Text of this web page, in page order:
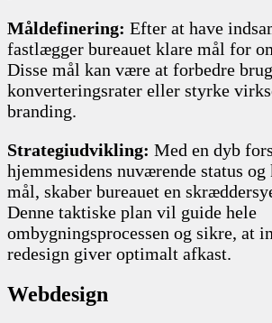
Måldefinering: Efter at have
fastlægger bureauet klare mål for
Disse mål kan være at forbedre
konverteringsrater eller styrke
branding.
Strategiudvikling: Med en dyb
hjemmesidens nuværende status
mål, skaber bureauet en
Denne taktiske plan vil guide hele
ombygningsprocessen og sikre, at
redesign giver optimalt afkast.
Webdesign